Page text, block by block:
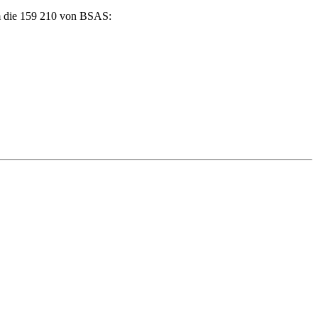
die 159 210 von BSAS: